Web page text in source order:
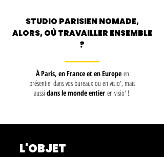
STUDIO PARISIEN NOMADE,
ALORS, OÙ TRAVAILLER ENSEMBLE
?
À Paris, en France et en Europe en
présentiel dans vos bureaux ou en visio', mais
aussi dans le monde entier en visio' !
L'OBJET